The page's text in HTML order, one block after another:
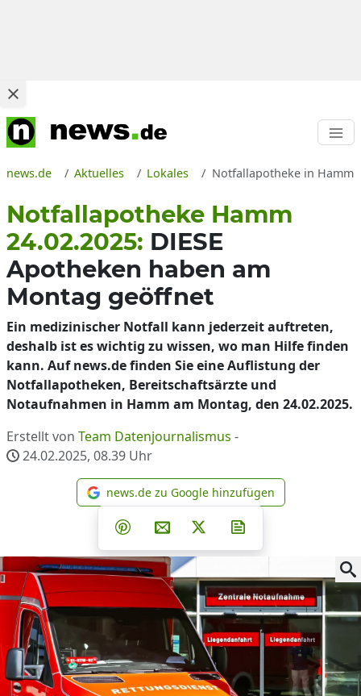
news.de Aktuelles Lokales Notfallapotheke in Hamm
Notfallapotheke Hamm
24.02.2025: DIESE
Apotheken haben am
Montag geöffnet
Ein medizinischer Notfall kann jederzeit auftreten,
deshalb ist es wichtig zu wissen, wo man Hilfe finden
kann. Auf news.de finden Sie eine Auflistung der
Notfallapotheken, Bereitschaftsärzte und
Notaufnahmen in Hamm am Montag, den 24.02.2025.
Erstellt von Team Datenjournalismus -
24.02.2025, 08.39 Uhr
news.de zu Google
news.de zu Google hinzufügen
Teilen auf Facebook
Teilen auf Whatsapp
Teilen auf Telegram
Teilen auf Pinterest
Per E-Mail teilen
Post auf X